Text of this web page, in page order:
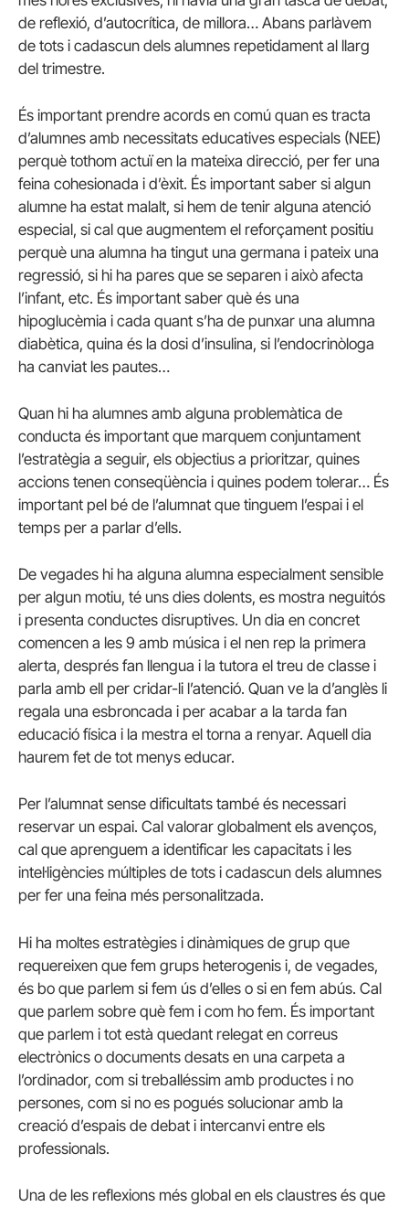
de reflexió, d’autocrítica, de millora… Abans parlàvem
de tots i cadascun dels alumnes repetidament al llarg
del trimestre.
És important prendre acords en comú quan es tracta
d’alumnes amb necessitats educatives especials (NEE)
perquè tothom actuï en la mateixa direcció, per fer una
feina cohesionada i d’èxit. És important saber si algun
alumne ha estat malalt, si hem de tenir alguna atenció
especial, si cal que augmentem el reforçament positiu
perquè una alumna ha tingut una germana i pateix una
regressió, si hi ha pares que se separen i això afecta
l’infant, etc. És important saber què és una
hipoglucèmia i cada quant s’ha de punxar una alumna
diabètica, quina és la dosi d’insulina, si l’endocrinòloga
ha canviat les pautes…
Quan hi ha alumnes amb alguna problemàtica de
conducta és important que marquem conjuntament
l’estratègia a seguir, els objectius a prioritzar, quines
accions tenen conseqüència i quines podem tolerar… És
important pel bé de l’alumnat que tinguem l’espai i el
temps per a parlar d’ells.
De vegades hi ha alguna alumna especialment sensible
per algun motiu, té uns dies dolents, es mostra neguitós
i presenta conductes disruptives. Un dia en concret
comencen a les 9 amb música i el nen rep la primera
alerta, després fan llengua i la tutora el treu de classe i
parla amb ell per cridar-li l’atenció. Quan ve la d’anglès li
regala una esbroncada i per acabar a la tarda fan
educació física i la mestra el torna a renyar. Aquell dia
haurem fet de tot menys educar.
Per l’alumnat sense dificultats també és necessari
reservar un espai. Cal valorar globalment els avenços,
cal que aprenguem a identificar les capacitats i les
intel·ligències múltiples de tots i cadascun dels alumnes
per fer una feina més personalitzada.
Hi ha moltes estratègies i dinàmiques de grup que
requereixen que fem grups heterogenis i, de vegades,
és bo que parlem si fem ús d’elles o si en fem abús. Cal
que parlem sobre què fem i com ho fem. És important
que parlem i tot està quedant relegat en correus
electrònics o documents desats en una carpeta a
l’ordinador, com si treballéssim amb productes i no
persones, com si no es pogués solucionar amb la
creació d’espais de debat i intercanvi entre els
professionals.
Una de les reflexions més global en els claustres és que